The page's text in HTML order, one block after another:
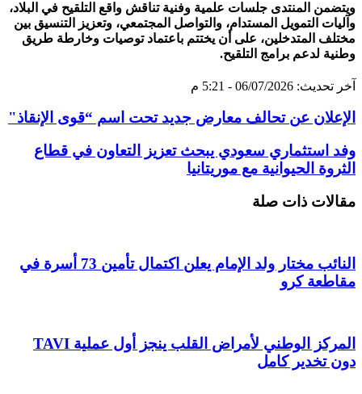
ويتضمن المنتدى جلسات علمية وفنية تناقش واقع التلقيح في البلاد،
وآليات التمويل المستدام، والتواصل المجتمعي، وتعزيز التنسيق بين
مختلف المتدخلين، على أن يختتم باعتماد توصيات وخارطة طريق
وطنية لدعم برامج التلقيح.
آخر تحديث: 06/07/2026 - 5:21 م
الإعلان عن تحالف معارض جديد تحت اسم “قوى الإنقاذ"
وفد استثماري سعودي يبحث تعزيز التعاون في قطاع
الثروة الحيوانية مع موريتانيا
مقالات ذات صلة
النائب مختار ولد الإمام يعلن اكتمال تأمين 73 أسرة في
مقاطعة كرو
المركز الوطني لأمراض القلب ينجز أول عملية TAVI
دون تخدير كامل